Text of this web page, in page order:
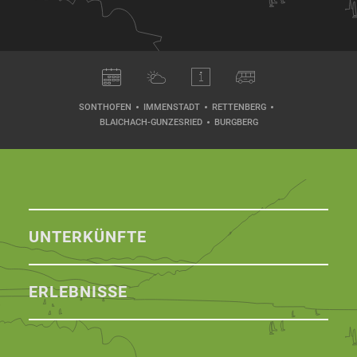
SONTHOFEN IMMENSTADT
RETTENBERG
BLAICHACH-GUNZESRIED
BURGBERG
UNTERKÜNFTE
ERLEBNISSE